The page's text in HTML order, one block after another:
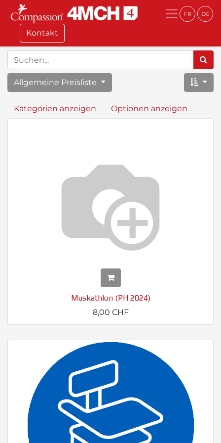
Kontakt
Allgemeine Preisliste
Kategorien anzeigen Optionen anzeigen
Muskathlon (PH 2024)
8,00 CHF